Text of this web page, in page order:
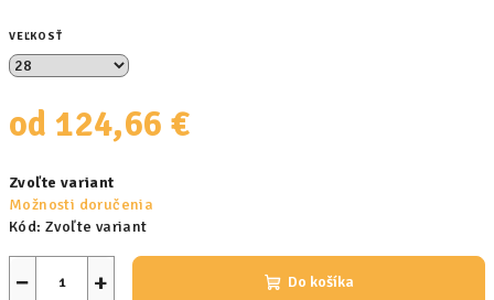
VEĽKOSŤ
od 124,66 €
cena:
Zvoľte variant
Možnosti doručenia
Kód: Zvoľte variant
+
− Do košíka